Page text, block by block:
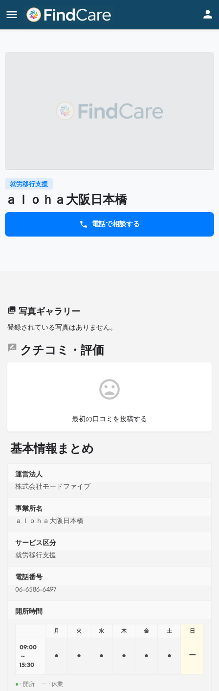
Home Listings ａｌｏｈａ大阪日本橋
就労移行支援
ａｌｏｈａ大阪日本橋
電話で相談する
写真ギャラリー
登録されている写真はありません。
クチコミ・評価
最初の口コミを投稿する
基本情報まとめ
運営法人
株式会社モードファイブ
事業所名
ａｌｏｈａ大阪日本橋
サービス区分
就労移行支援
電話番号
06-6586-6497
開所時間
月 火 水 木 金 土 日
09:00
～
15:30
● ● ● ● ● ● ー
● : 開所 ー : 休業